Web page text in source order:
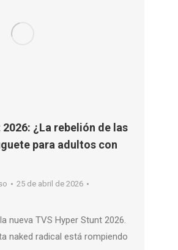
¿La rebelión de las
para adultos con
25 de abril de 2026
nueva TVS Hyper Stunt 2026.
naked radical está rompiendo